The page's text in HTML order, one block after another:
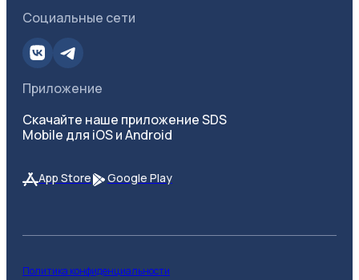
Социальные сети
Приложение
Скачайте наше приложение SDS
Mobile для iOS и Android
App Store Google Play
Политика конфиденциальности